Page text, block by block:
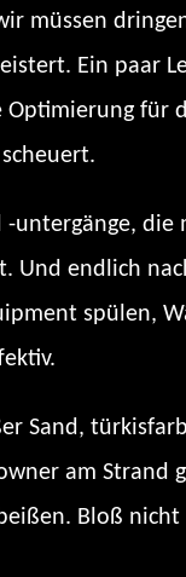
müssen
Ein
die
Und endlich
spülen,
Sand,
am Strand
Bloß